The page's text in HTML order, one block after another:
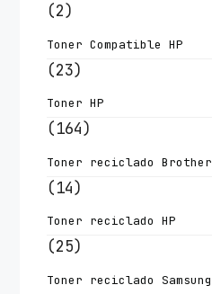
(2)
Toner Compatible HP
(23)
Toner HP
(164)
Toner reciclado Brother
(14)
Toner reciclado HP
(25)
Toner reciclado Samsung